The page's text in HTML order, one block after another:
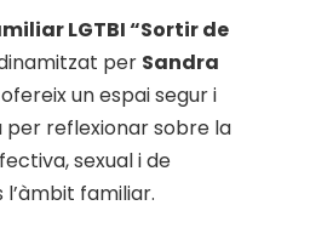
LGTBI “Sortir de
per Sandra
un espai segur i
reflexionar sobre la
sexual i de
l’àmbit familiar.